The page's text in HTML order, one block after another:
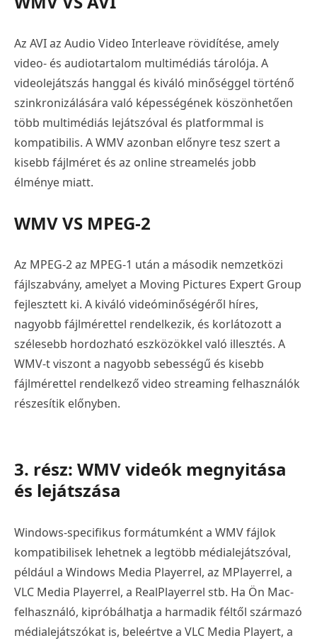
Az AVI az Audio Video Interleave rövidítése, amely
video- és audiotartalom multimédiás tárolója. A
videolejátszás hanggal és kiváló minőséggel történő
szinkronizálására való képességének köszönhetően
több multimédiás lejátszóval és platformmal is
kompatibilis. A WMV azonban előnyre tesz szert a
kisebb fájlméret és az online streamelés jobb
élménye miatt.
WMV VS MPEG-2
Az MPEG-2 az MPEG-1 után a második nemzetközi
fájlszabvány, amelyet a Moving Pictures Expert Group
fejlesztett ki. A kiváló videóminőségéről híres,
nagyobb fájlmérettel rendelkezik, és korlátozott a
szélesebb hordozható eszközökkel való illesztés. A
WMV-t viszont a nagyobb sebességű és kisebb
fájlmérettel rendelkező video streaming felhasználók
részesítik előnyben.
3. rész: WMV videók megnyitása
és lejátszása
Windows-specifikus formátumként a WMV fájlok
kompatibilisek lehetnek a legtöbb médialejátszóval,
például a Windows Media Playerrel, az MPlayerrel, a
VLC Media Playerrel, a RealPlayerrel stb. Ha Ön Mac-
felhasználó, kipróbálhatja a harmadik féltől származó
médialejátszókat is, beleértve a VLC Media Playert, a